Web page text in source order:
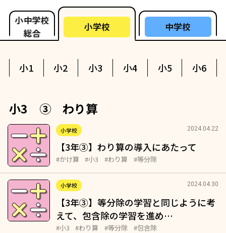
小中学校
総合
小学校 中学校
小1 小2 小3 小4 小5 小6
小3 ③ わり算
小学校 2024.04.22
【3年③】わり算の導入にあたって
#かけ算 #小3 #わり算 #等分除
小学校 2024.04.30
【3年③】等分除の学習と同じように考
えて、包含除の学習を進め…
#小3 #わり算 #等分除 #包含除